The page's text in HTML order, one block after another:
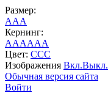
Размер:
AAA
Кернинг:
AAAAAA
Цвет: CCC
Изображения Вкл.Выкл.
Обычная версия сайта
Войти